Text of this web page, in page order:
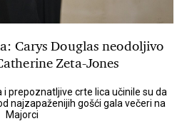
Carys Douglas neodoljivo
Zeta-Jones
prepoznatljive crte lica učinile su da
najzapaženijih gošći gala večeri na
Majorci